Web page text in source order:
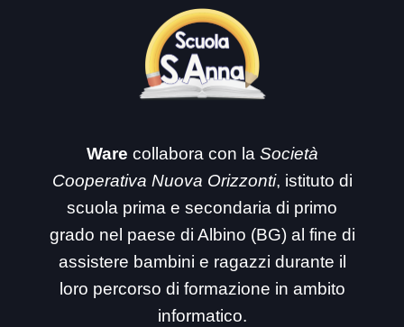
Ware collabora con la Società
Cooperativa Nuova Orizzonti, istituto di
scuola prima e secondaria di primo
grado nel paese di Albino (BG) al fine di
assistere bambini e ragazzi durante il
loro percorso di formazione in ambito
informatico.